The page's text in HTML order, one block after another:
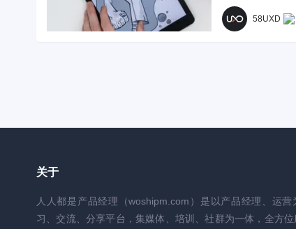
58UXD
关于
人人都是产品经理（woshipm.com）是以产品经理、运营
习、交流、分享平台，集媒体、培训、社群为一体，全方位